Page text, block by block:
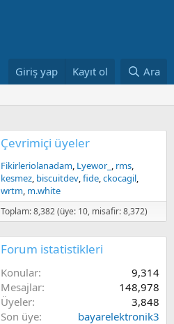
Giriş yap Kayıt ol Ara
Çevrimiçi üyeler
Fikirleriolanadam Lyewor_
rms
kesmez biscuitdev fide ckocagil
wrtm m.white
Toplam: 8,382 (üye: 10, misafir: 8,372)
Forum istatistikleri
Konular
9,314
Mesajlar
148,978
Üyeler
3,848
Son üye
bayarelektronik3